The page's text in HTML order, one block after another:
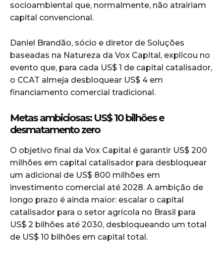
socioambiental que, normalmente, não atrairiam
capital convencional.
Daniel Brandão, sócio e diretor de Soluções
baseadas na Natureza da Vox Capital, explicou no
evento que, para cada US$ 1 de capital catalisador,
o CCAT almeja desbloquear US$ 4 em
financiamento comercial tradicional.
Metas ambiciosas: US$ 10 bilhões e
desmatamento zero
O objetivo final da Vox Capital é garantir US$ 200
milhões em capital catalisador para desbloquear
um adicional de US$ 800 milhões em
investimento comercial até 2028. A ambição de
longo prazo é ainda maior: escalar o capital
catalisador para o setor agrícola no Brasil para
US$ 2 bilhões até 2030, desbloqueando um total
de US$ 10 bilhões em capital total.